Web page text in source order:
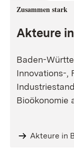
Zusammen stark
Akteure
Baden-
Innovations-,
Bioökonomie
Akteure in